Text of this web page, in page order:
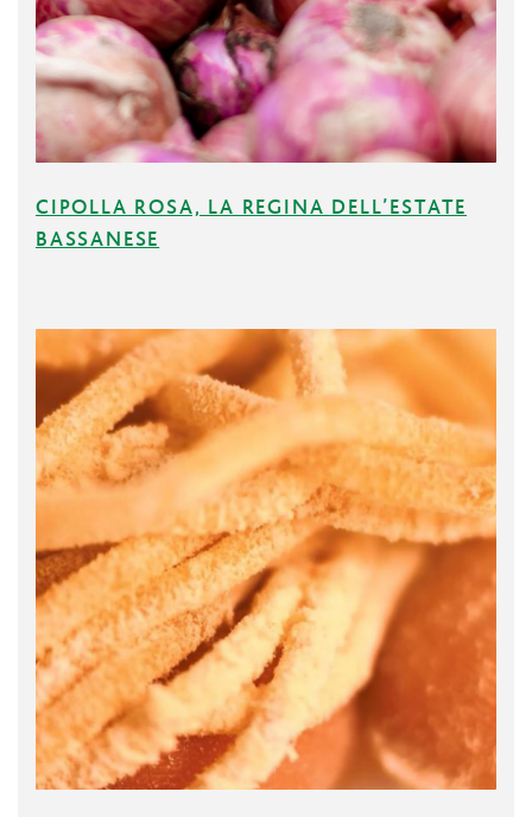
CIPOLLA ROSA, LA REGINA DELL’ESTATE
BASSANESE